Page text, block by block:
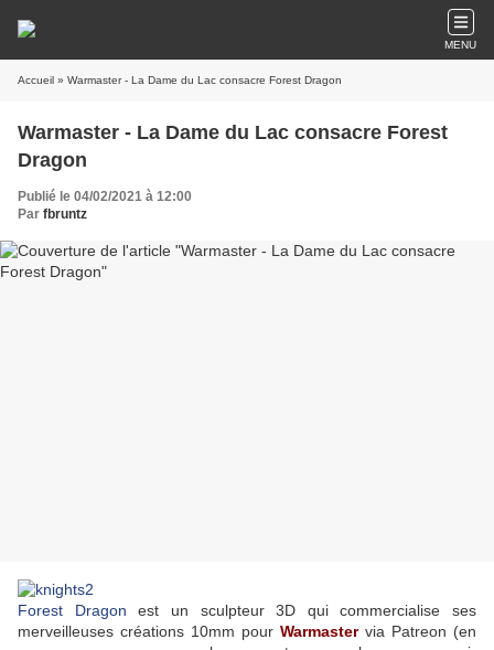
MENU
Accueil » Warmaster - La Dame du Lac consacre Forest Dragon
Warmaster - La Dame du Lac consacre Forest
Dragon
Publié le 04/02/2021 à 12:00
Par fbruntz
Forest Dragon est un sculpteur 3D qui commercialise ses
merveilleuses créations 10mm pour Warmaster via Patreon (en